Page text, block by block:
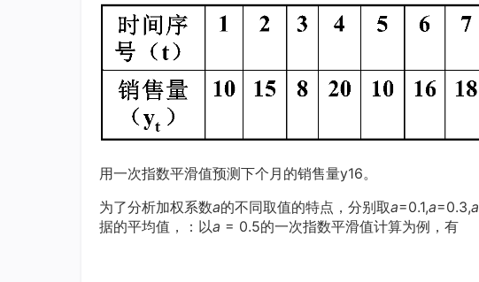
用一次指数平滑值预测下个月的销售量y16。
为了分析加权系数a的不同取值的特点，分别取a=0.1,a=0.3,a
据的平均值，：以a = 0.5的一次指数平滑值计算为例，有